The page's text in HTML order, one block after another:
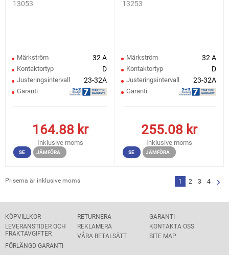
13053
Märkström 32 A
Kontaktortyp D
Justeringsintervall 23-32A
Garanti
164.88kr
Inklusive moms
SE JÄMFÖRA
13253
Märkström 32 A
Kontaktortyp D
Justeringsintervall 23-32A
Garanti
255.08 kr
Inklusive moms
SE JÄMFÖRA
Priserna är inklusive moms 1 2 3 4
KÖPVILLKOR RETURNERA
GARANTI
LEVERANSTIDER OCH
FRAKTAVGIFTER
REKLAMERA
KONTAKTA OSS
VÅRA BETALSÄTT
SITE MAP
FÖRLÄNGD GARANTI